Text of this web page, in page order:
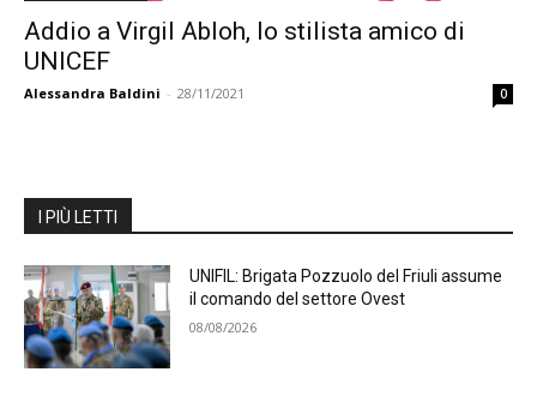
Addio a Virgil Abloh, lo stilista amico di
UNICEF
Alessandra Baldini - 28/11/2021 0
I PIÙ LETTI
UNIFIL: Brigata Pozzuolo del Friuli assume
il comando del settore Ovest
08/08/2026